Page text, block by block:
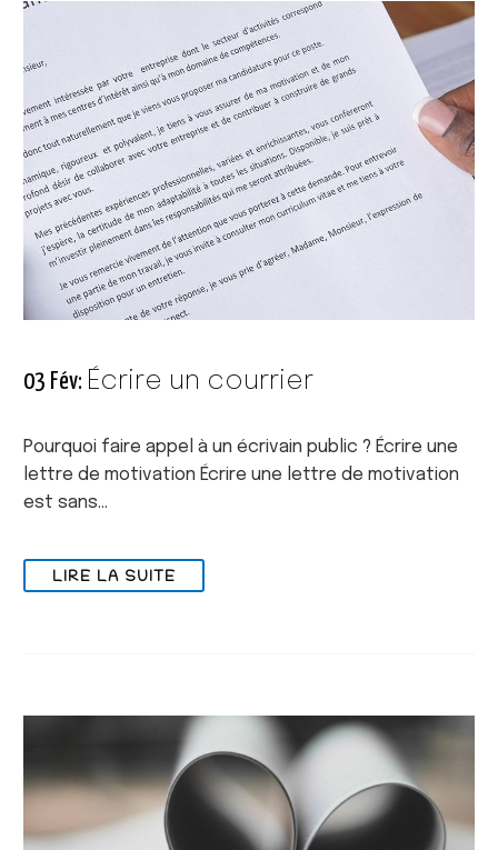
03 Fév: Écrire un courrier
Pourquoi faire appel à un écrivain public ? Écrire une
lettre de motivation Écrire une lettre de motivation
est sans…
LIRE LA SUITE